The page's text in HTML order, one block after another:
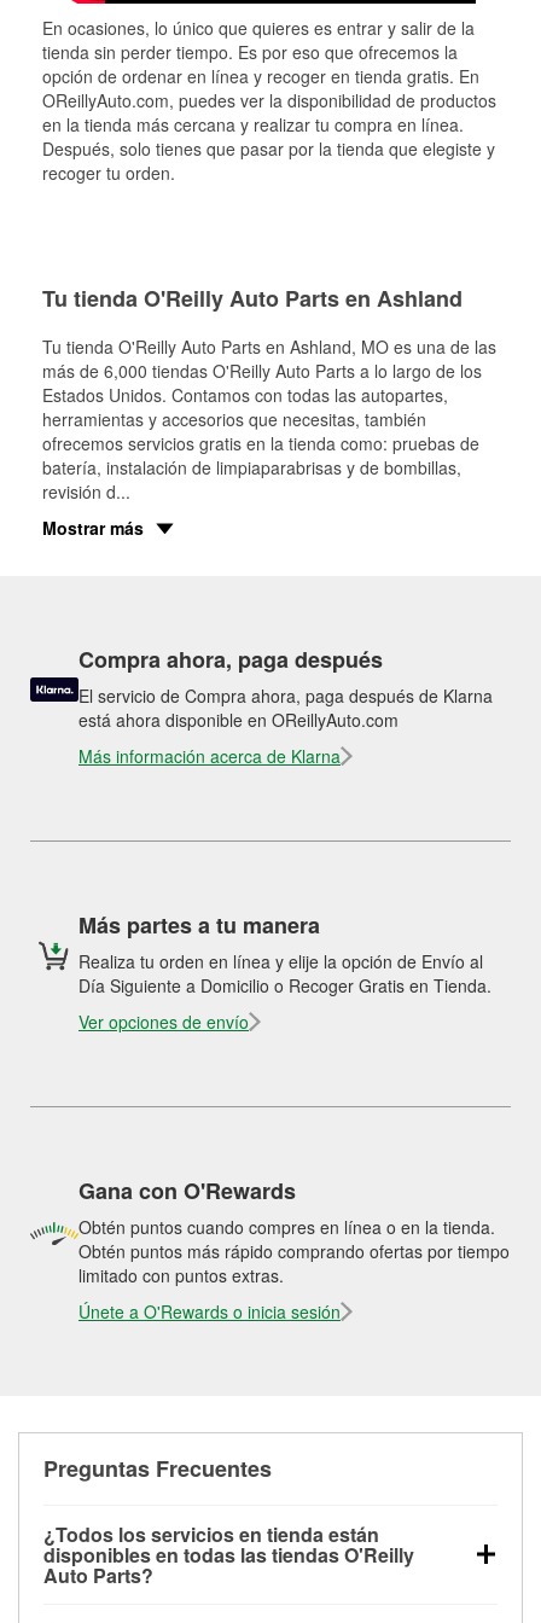
En ocasiones, lo único que quieres es entrar y salir de la
tienda sin perder tiempo. Es por eso que ofrecemos la
opción de ordenar en línea y recoger en tienda gratis. En
OReillyAuto.com, puedes ver la disponibilidad de productos
en la tienda más cercana y realizar tu compra en línea.
Después, solo tienes que pasar por la tienda que elegiste y
recoger tu orden.
Tu tienda O'Reilly Auto Parts en Ashland
Tu tienda O'Reilly Auto Parts en Ashland, MO es una de las
más de 6,000 tiendas O'Reilly Auto Parts a lo largo de los
Estados Unidos. Contamos con todas las autopartes,
herramientas y accesorios que necesitas, también
ofrecemos servicios gratis en la tienda como: pruebas de
batería, instalación de limpiaparabrisas y de bombillas,
revisión d...
Mostrar más
Compra ahora, paga después
El servicio de Compra ahora, paga después de Klarna
está ahora disponible en OReillyAuto.com
Más información acerca de Klarna
Más partes a tu manera
Realiza tu orden en línea y elije la opción de Envío al
Día Siguiente a Domicilio o Recoger Gratis en Tienda.
Ver opciones de envío
Gana con O'Rewards
Obtén puntos cuando compres en línea o en la tienda.
Obtén puntos más rápido comprando ofertas por tiempo
limitado con puntos extras.
Únete a O'Rewards o inicia sesión
Preguntas Frecuentes
¿Todos los servicios en tienda están
disponibles en todas las tiendas O'Reilly
Auto Parts?